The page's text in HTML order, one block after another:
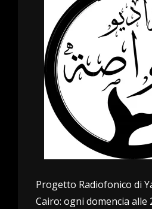
Progetto Radiofonico di
Cairo: ogni domencia alle